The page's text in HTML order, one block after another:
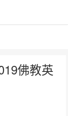
佛教英